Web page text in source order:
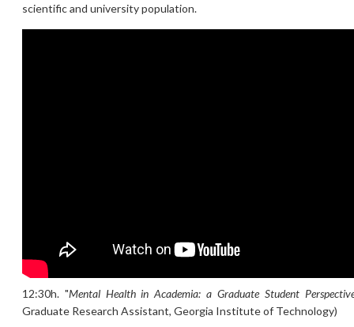
scientific and university population.
12:30h. "Mental Health in Academia: a Graduate Student
Graduate Research Assistant, Georgia Institute of Technology)